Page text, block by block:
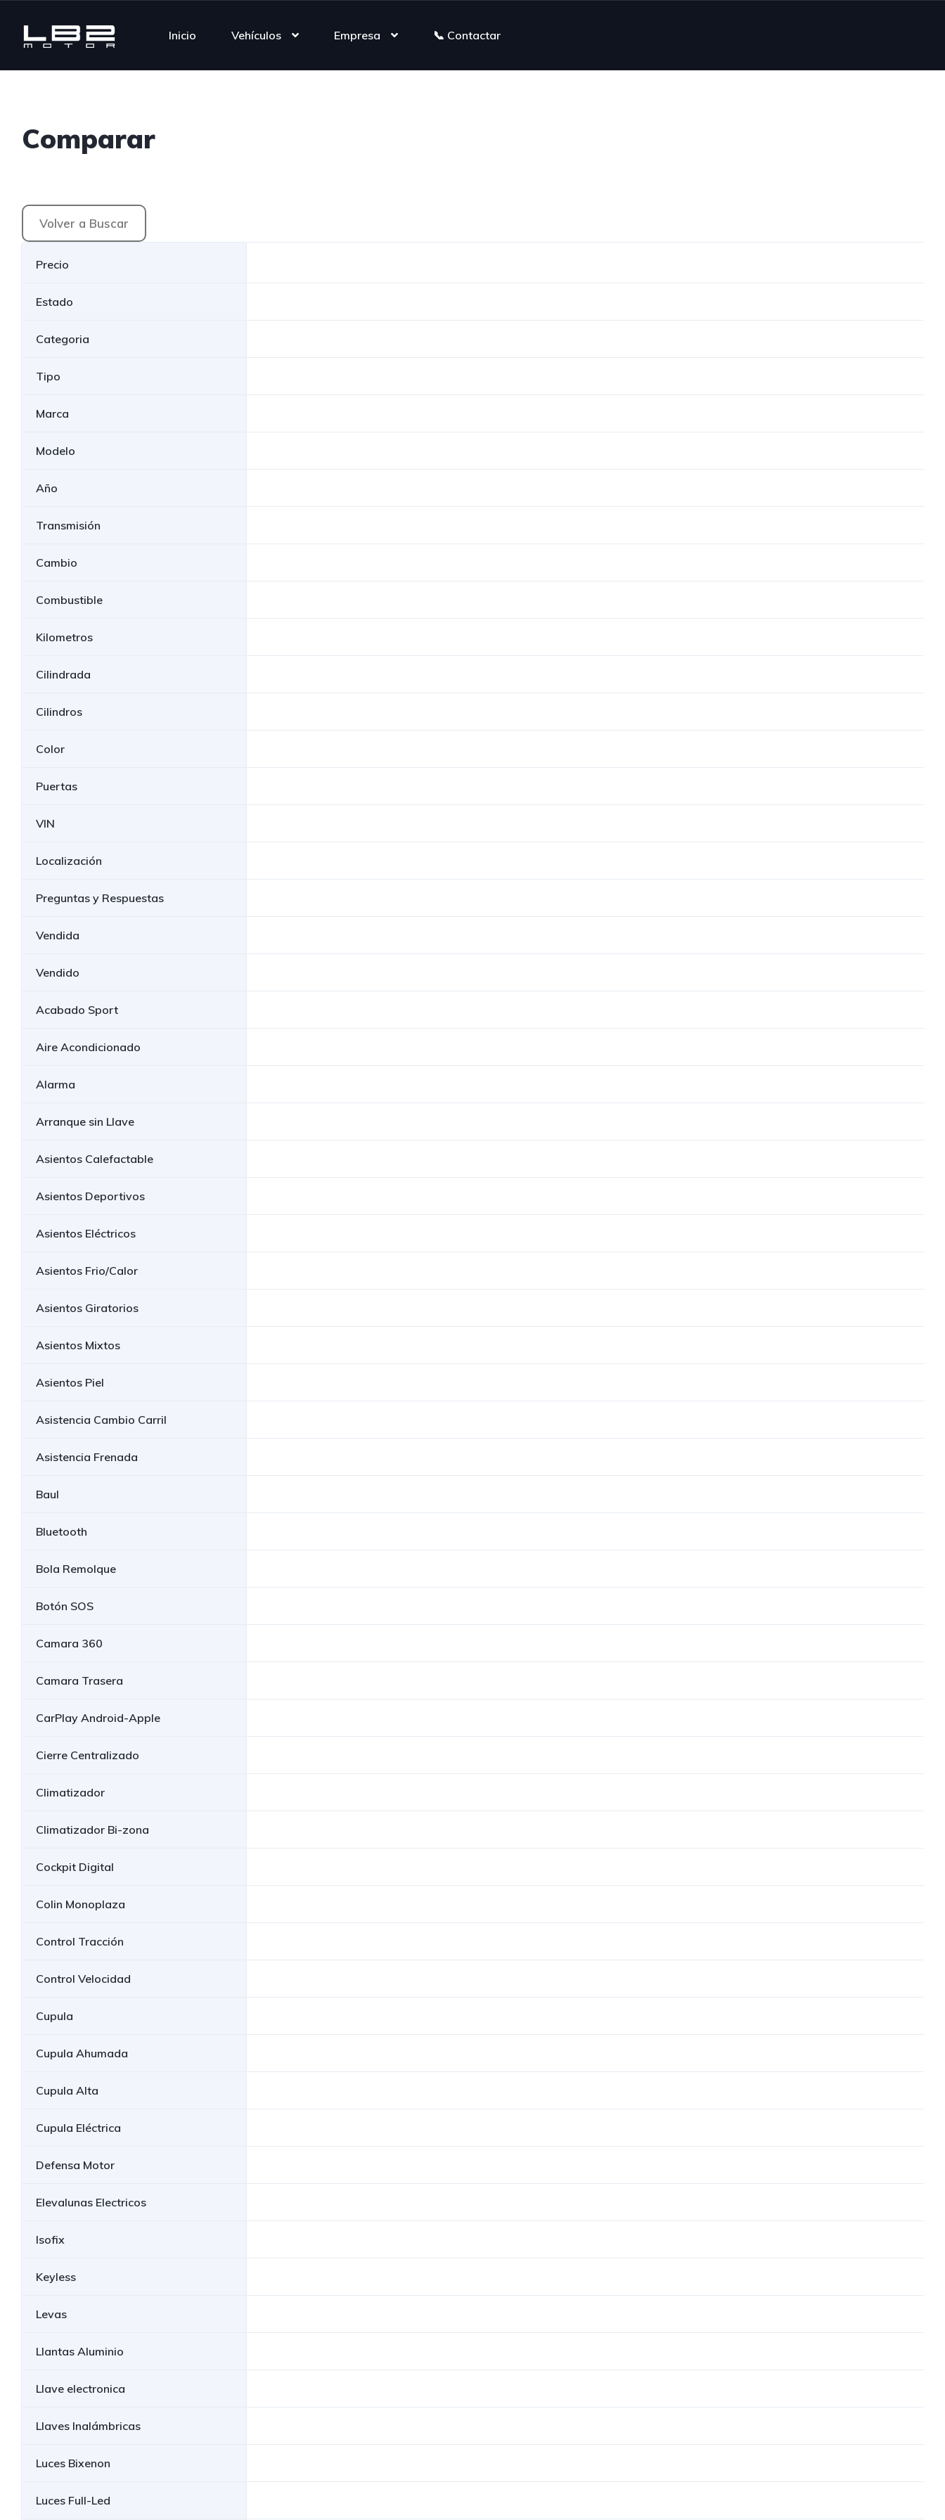
Inicio Vehículos Empresa 📞 Contactar
Comparar
Volver a Buscar
Precio
Estado
Categoria
Tipo
Marca
Modelo
Año
Transmisión
Cambio
Combustible
Kilometros
Cilindrada
Cilindros
Color
Puertas
VIN
Localización
Preguntas y Respuestas
Vendida
Vendido
Acabado Sport
Aire Acondicionado
Alarma
Arranque sin Llave
Asientos Calefactable
Asientos Deportivos
Asientos Eléctricos
Asientos Frio/Calor
Asientos Giratorios
Asientos Mixtos
Asientos Piel
Asistencia Cambio Carril
Asistencia Frenada
Baul
Bluetooth
Bola Remolque
Botón SOS
Camara 360
Camara Trasera
CarPlay Android-Apple
Cierre Centralizado
Climatizador
Climatizador Bi-zona
Cockpit Digital
Colin Monoplaza
Control Tracción
Control Velocidad
Cupula
Cupula Ahumada
Cupula Alta
Cupula Eléctrica
Defensa Motor
Elevalunas Electricos
Isofix
Keyless
Levas
Llantas Aluminio
Llave electronica
Llaves Inalámbricas
Luces Bixenon
Luces Full-Led